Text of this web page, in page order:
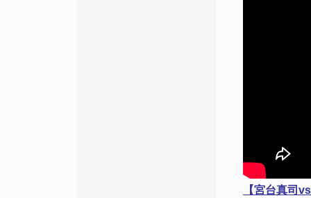
【宮台真司